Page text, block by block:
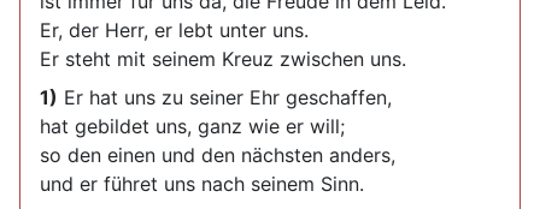
Er, der Herr, er lebt unter uns.
Er steht mit seinem Kreuz zwischen uns.
1) Er hat uns zu seiner Ehr geschaffen,
hat gebildet uns, ganz wie er will;
so den einen und den nächsten anders,
und er führet uns nach seinem Sinn.